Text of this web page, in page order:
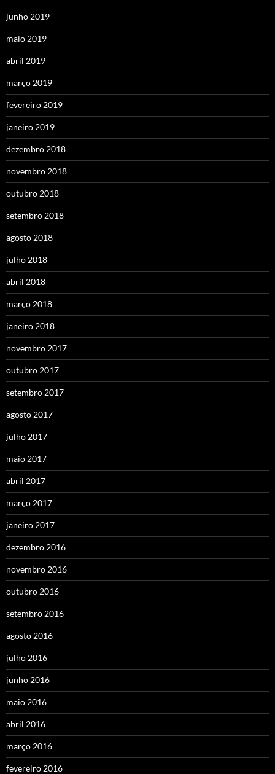
junho 2019
maio 2019
abril 2019
março 2019
fevereiro 2019
janeiro 2019
dezembro 2018
novembro 2018
outubro 2018
setembro 2018
agosto 2018
julho 2018
abril 2018
março 2018
janeiro 2018
novembro 2017
outubro 2017
setembro 2017
agosto 2017
julho 2017
maio 2017
abril 2017
março 2017
janeiro 2017
dezembro 2016
novembro 2016
outubro 2016
setembro 2016
agosto 2016
julho 2016
junho 2016
maio 2016
abril 2016
março 2016
fevereiro 2016